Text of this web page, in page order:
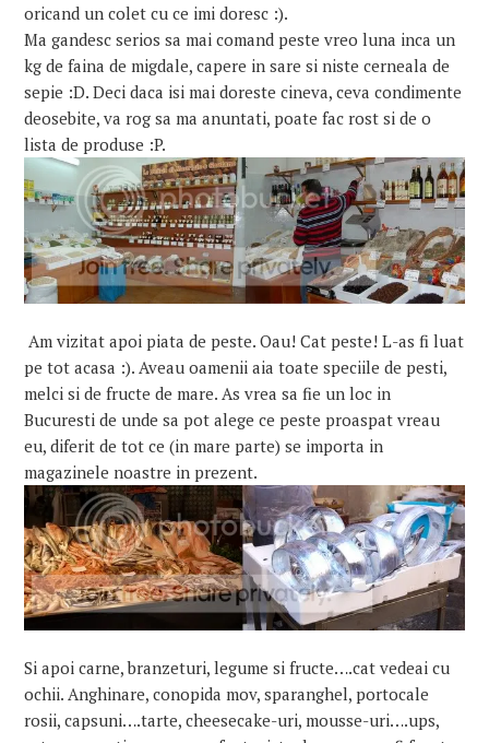
oricand un colet cu ce imi doresc :).
Ma gandesc serios sa mai comand peste vreo luna inca un
kg de faina de migdale, capere in sare si niste cerneala de
sepie :D. Deci daca isi mai doreste cineva, ceva condimente
deosebite, va rog sa ma anuntati, poate fac rost si de o
lista de produse :P.
Am vizitat apoi piata de peste. Oau! Cat peste! L-as fi luat
pe tot acasa :). Aveau oamenii aia toate speciile de pesti,
melci si de fructe de mare. As vrea sa fie un loc in
Bucuresti de unde sa pot alege ce peste proaspat vreau
eu, diferit de tot ce (in mare parte) se importa in
magazinele noastre in prezent.
Si apoi carne, branzeturi, legume si fructe….cat vedeai cu
ochii. Anghinare, conopida mov, sparanghel, portocale
rosii, capsuni….tarte, cheesecake-uri, mousse-uri….ups,